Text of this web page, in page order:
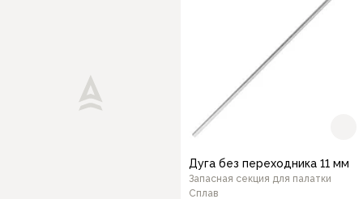
Дуга без переходника 11 мм
Запасная секция для палатки
Сплав